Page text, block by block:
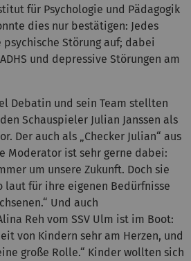
für Psychologie und Pädagogik
dies nur bestätigen: Jedes
Störung auf; dabei
und depressive Störungen am
Debatin und sein Team stellten
Schauspieler Julian Janssen als
Der auch als „Checker Julian“ aus
Moderator ist sehr gerne dabei:
um unsere Zukunft. Doch sie
laut für ihre eigenen Bedürfnisse
Und auch
Reh vom SSV Ulm ist im Boot:
von Kindern sehr am Herzen, und
große Rolle.“ Kinder wollten sich